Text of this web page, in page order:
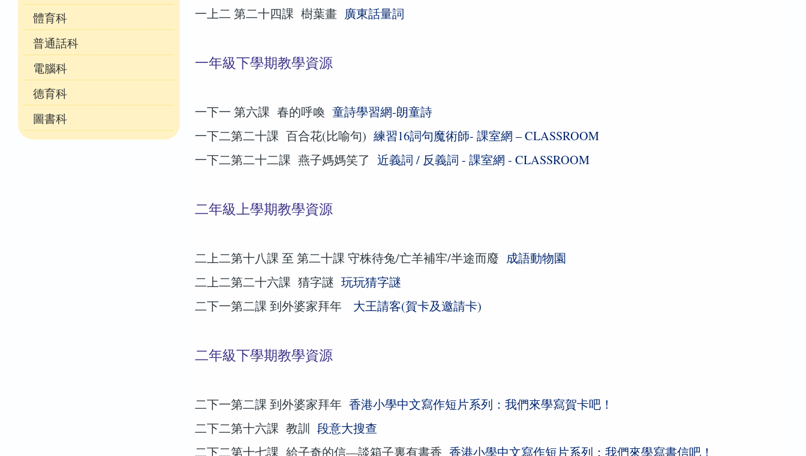
一上二 第二十四課 樹葉畫 廣東話量詞
一年級下學期教學資源
一下一 第六課 春的呼喚童詩學習網-朗童詩
一下二第二十課 百合花(比喻句)練習16詞句魔術師- 課室網 – CLASSROOM
一下二第二十二課 燕子媽媽笑了近義詞 / 反義詞 - 課室網 - CLASSROOM
二年級上學期教學資源
二上二第十八課 至 第二十課 守株待兔/亡羊補牢/半途而廢 成語動物園
二上二第二十六課 猜字謎玩玩猜字謎
二下一第二課 到外婆家拜年 大王請客(賀卡及邀請卡)
二年級下學期教學資源
二下一第二課 到外婆家拜年香港小學中文寫作短片系列：我們來學寫賀卡吧！
二下二第十六課 教訓段意大搜查
二下二第十七課 給子奇的信—談箱子裏有書香香港小學中文寫作短片系列：我們來學寫書信吧！
體育科
普通話科
電腦科
德育科
圖書科